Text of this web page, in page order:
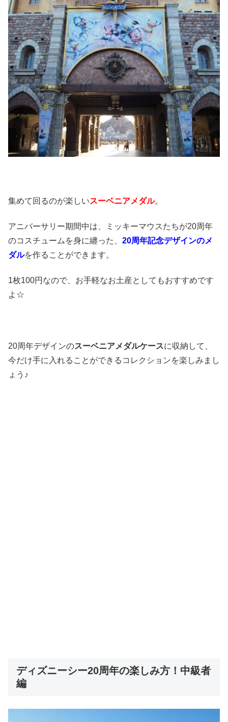
集めて回るのが楽しいスーベニアメダル。
アニバーサリー期間中は、ミッキーマウスたちが20周年
のコスチュームを身に纏った、 20周年記念デザインのメ
ダルを作ることができます。
1枚100円なので、お手軽なお土産としてもおすすめです
よ☆
20周年デザインのスーベニアメダルケースに収納して、
今だけ手に入れることができるコレクションを楽しみまし
ょう♪
ディズニーシー20周年の楽しみ方！中級者
編